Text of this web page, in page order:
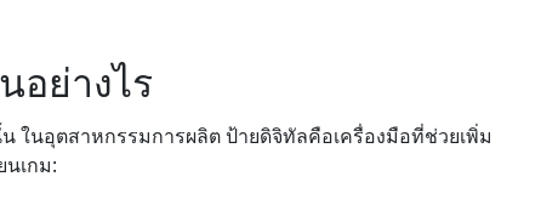
อย่างไร
ในอุตสาหกรรมการผลิต ป้ายดิจิทัลคือเครื่องมือที่ช่วยเพิ่ม
เกม: